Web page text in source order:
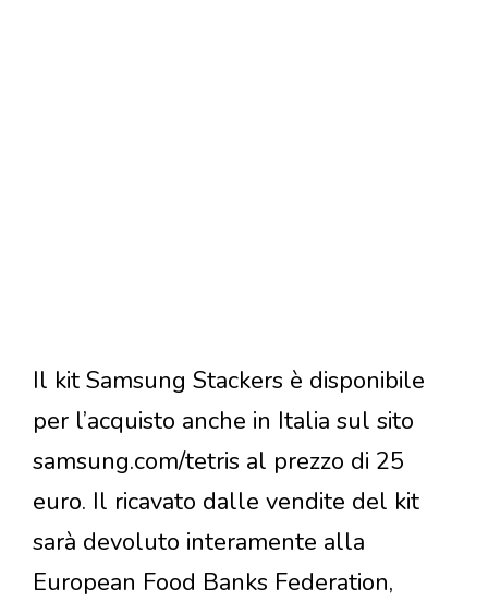
Il kit Samsung Stackers è disponibile
per l’acquisto anche in Italia sul sito
samsung.com/tetris al prezzo di 25
euro. Il ricavato dalle vendite del kit
sarà devoluto interamente alla
European Food Banks Federation,